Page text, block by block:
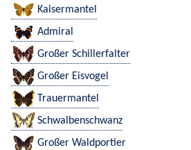
Kaisermantel
Admiral
Großer Schillerfalter
Großer Eisvogel
Trauermantel
Schwalbenschwanz
Großer Waldportier